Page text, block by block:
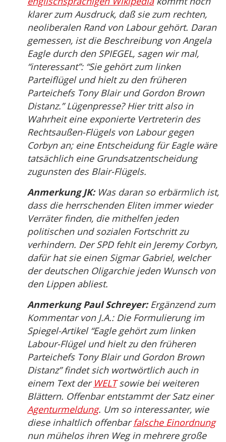
klarer zum Ausdruck, daß sie zum rechten,
neoliberalen Rand von Labour gehört. Daran
gemessen, ist die Beschreibung von Angela
Eagle durch den SPIEGEL, sagen wir mal,
“interessant”: “Sie gehört zum linken
Parteiflügel und hielt zu den früheren
Parteichefs Tony Blair und Gordon Brown
Distanz.” Lügenpresse? Hier tritt also in
Wahrheit eine exponierte Vertreterin des
Rechtsaußen-Flügels von Labour gegen
Corbyn an; eine Entscheidung für Eagle wäre
tatsächlich eine Grundsatzentscheidung
zugunsten des Blair-Flügels.
Anmerkung JK:Was daran so erbärmlich ist,
dass die herrschenden Eliten immer wieder
Verräter finden, die mithelfen jeden
politischen und sozialen Fortschritt zu
verhindern. Der SPD fehlt ein Jeremy Corbyn,
dafür hat sie einen Sigmar Gabriel, welcher
der deutschen Oligarchie jeden Wunsch von
den Lippen abliest.
Anmerkung Paul Schreyer:Ergänzend zum
Kommentar von J.A.: Die Formulierung im
Spiegel-Artikel “Eagle gehört zum linken
Labour-Flügel und hielt zu den früheren
Parteichefs Tony Blair und Gordon Brown
Distanz” findet sich wortwörtlich auch in
einem Text der WELTsowie bei weiteren
Blättern. Offenbar entstammt der Satz einer
Agenturmeldung. Um so interessanter, wie
diese inhaltlich offenbarfalsche Einordnung
nun mühelos ihren Weg in mehrere große